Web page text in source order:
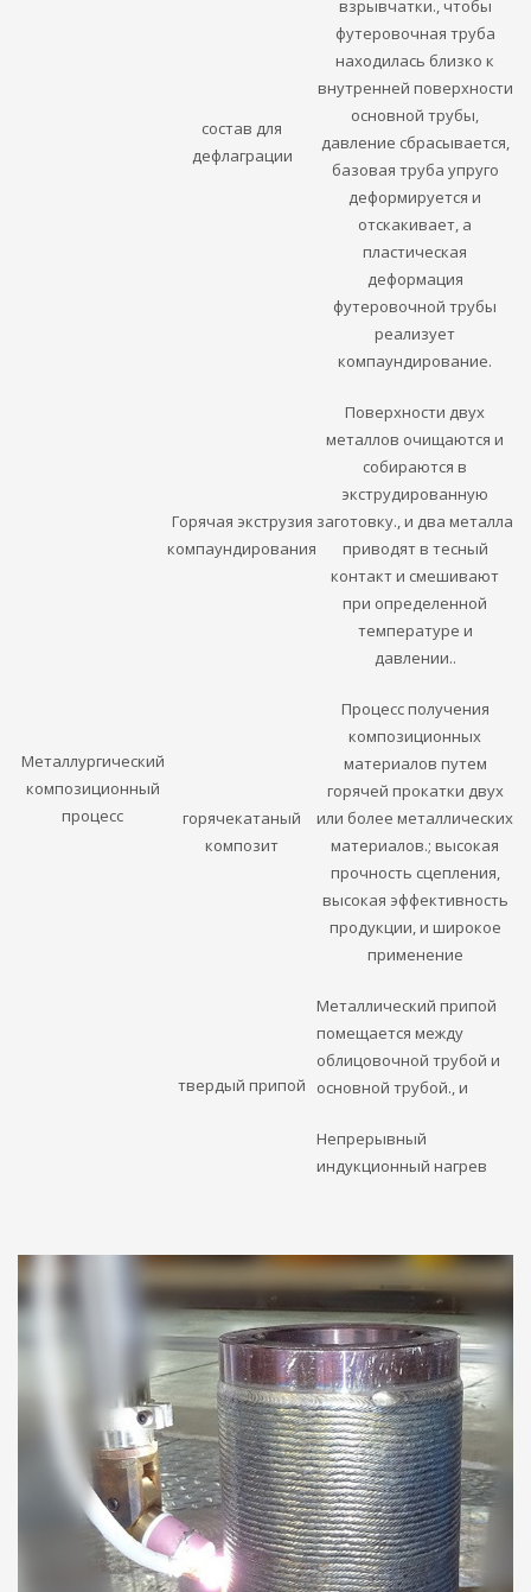
состав для
дефлаграции
взрывчатки., чтобы
футеровочная труба
находилась близко к
внутренней поверхности
основной трубы,
давление сбрасывается,
базовая труба упруго
деформируется и
отскакивает, а
пластическая
деформация
футеровочной трубы
реализует
компаундирование.
Металлургический
композиционный
процесс
Горячая экструзия
компаундирования
Поверхности двух
металлов очищаются и
собираются в
экструдированную
заготовку., и два металла
приводят в тесный
контакт и смешивают
при определенной
температуре и
давлении..
горячекатаный
композит
Процесс получения
композиционных
материалов путем
горячей прокатки двух
или более металлических
материалов.; высокая
прочность сцепления,
высокая эффективность
продукции, и широкое
применение
твердый припой
Металлический припой
помещается между
облицовочной трубой и
основной трубой., и
Непрерывный
индукционный нагрев